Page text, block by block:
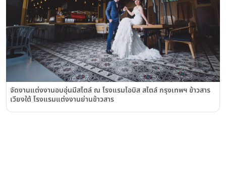
จัดงานแต่งงานอบอุ่นมีสไตล์ ณ โรงแรมไอบิส สไตล์ กรุงเทพฯ ข้าวสาร
เวียงใต้ โรงแรมแต่งงานย่านข้าวสาร